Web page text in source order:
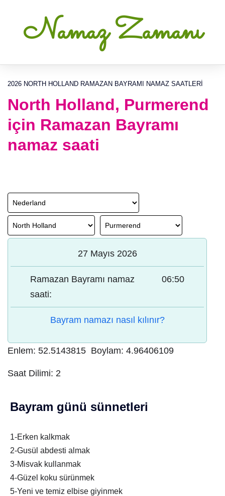
Namaz Zamanı
2026 NORTH HOLLAND RAMAZAN BAYRAMI NAMAZ SAATLERI
North Holland, Purmerend
için Ramazan Bayramı
namaz saati
27 Mayıs 2026
Ramazan Bayramı namaz
saati:
06:50
Bayram namazı nasıl kılınır?
Enlem: 52.5143815 Boylam: 4.96406109
Saat Dilimi: 2
Bayram günü sünnetleri
1-Erken kalkmak
2-Gusül abdesti almak
3-Misvak kullanmak
4-Güzel koku sürünmek
5-Yeni ve temiz elbise giyinmek